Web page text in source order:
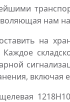
нам
на
Каждое
включая
щелевая